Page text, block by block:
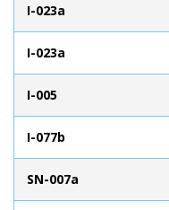
I-023a
I-023a
I-005
I-077b
SN-007a